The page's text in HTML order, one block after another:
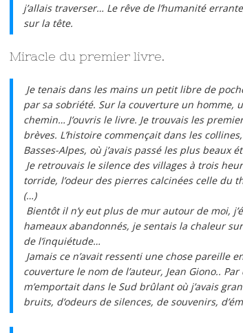
j’allais traverser… Le rêve de l’humanité
sur la tête.
Miracle du premier livre.
Je tenais dans les mains un petit libre de
par sa sobriété. Sur la couverture un homme,
chemin… J’ouvris le livre. Je trouvais les
brèves. L’histoire commençait dans les
Basses-Alpes, où j’avais passé les plus beaux
Je retrouvais le silence des villages à trois
torride, l’odeur des pierres calcinées celle du
(…)
Bientôt il n’y eut plus de mur autour de moi,
hameaux abandonnés, je sentais la chaleur
de l’inquiétude…
Jamais ce n’avait ressenti une chose pareille
couverture le nom de l’auteur, Jean Giono..
m’emportait dans le Sud brûlant où j’avais
bruits, d’odeurs de silences, de souvenirs,